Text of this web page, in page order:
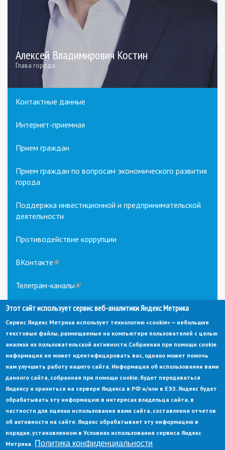
Алексей Владимирович Костин
Глава города
Контактные данные
Интернет-приемная
Прием граждан
Прием граждан по вопросам экономического развития
города
Поддержка инвестиционной и предпринимательской
деятельности
Противодействие коррупции
ВКонтакте(link
external)
Телеграм-каналы(link
external)
© Администрация города Заречный
Электронная почта:
adm@zarechny.zato.ru
sends
e-
mail)
Пензенская обл, г. Заречный, пр-кт. 30-летия Победы, д. 27, 442960
При публикации материалов сайта ссылка на источник обязательна.
Политика конфиденциальности Ссылка на старый сайт
Этот сайт использует сервис веб-аналитики Яндекс Метрика
Сервис Яндекс Метрика использует технологию «cookie» — небольшие
текстовые файлы, размещаемые на компьютере пользователей с целью
анализа их пользовательской активности.Собранная при помощи cookie
информация не может идентифицировать вас, однако может помочь
нам улучшить работу нашего сайта. Информация об использовании вами
данного сайта, собранная при помощи cookie, будет передаваться
Яндексу и храниться на сервере Яндекса в РФ и/или в ЕЭЗ. Яндекс будет
обрабатывать эту информацию в интересах владельца сайта, в
частности для оценки использования вами сайта, составления отчетов
об активности на сайте. Яндекс обрабатывает эту информацию в
порядке, установленном в Условиях использования сервиса Яндекс
Метрика. Политика конфиденциальности